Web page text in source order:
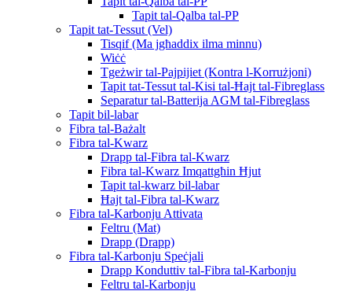
Tapit tal-Qalba tal-PP
Tapit tat-Tessut (Vel)
Tisqif (Ma jgħaddix ilma minnu)
Wiċċ
Tgeżwir tal-Pajpijiet (Kontra l-Korrużjoni)
Tapit tat-Tessut tal-Kisi tal-Ħajt tal-Fibreglass
Separatur tal-Batterija AGM tal-Fibreglass
Tapit bil-labar
Fibra tal-Bażalt
Fibra tal-Kwarz
Drapp tal-Fibra tal-Kwarz
Fibra tal-Kwarz Imqattgħin Ħjut
Tapit tal-kwarz bil-labar
Ħajt tal-Fibra tal-Kwarz
Fibra tal-Karbonju Attivata
Feltru (Mat)
Drapp (Drapp)
Fibra tal-Karbonju Speċjali
Drapp Konduttiv tal-Fibra tal-Karbonju
Feltru tal-Karbonju